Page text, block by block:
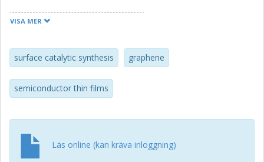
mobility of 4-6 k cm2/Vs with symmetry hole/electron
300mm wafer scale will be discussed.
VISA MER
surface catalytic synthesis graphene
semiconductor thin films
Läs online (kan kräva inloggning)